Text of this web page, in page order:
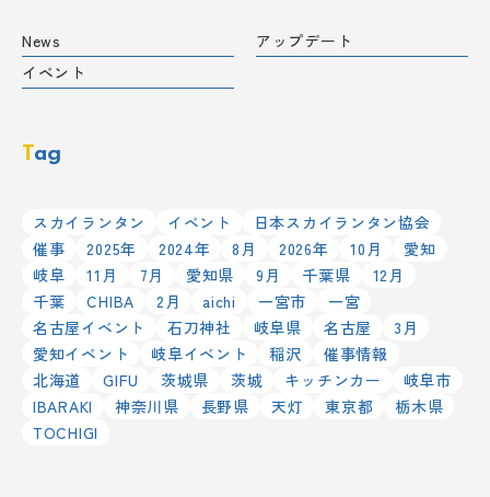
News
アップデート
イベント
Tag
スカイランタン イベント
日本スカイランタン協会
催事
2025年 2024年 8月 2026年 10月
愛知
岐阜
11月 7月 愛知県 9月 千葉県
12月
千葉
CHIBA 2月 aichi 一宮市
一宮
名古屋イベント
石刀神社 岐阜県 名古屋
3月
愛知イベント
岐阜イベント 稲沢
催事情報
北海道
GIFU 茨城県 茨城 キッチンカー
岐阜市
IBARAKI
神奈川県 長野県 天灯 東京都
栃木県
TOCHIGI